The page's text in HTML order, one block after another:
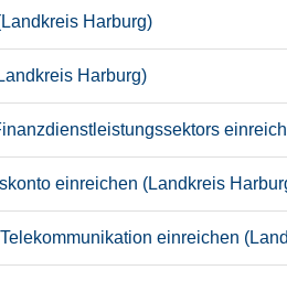
Harburg)
Harburg)
einreichen (Landkreis
einreichen